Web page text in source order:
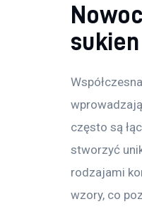
często są
stworzyć
rodzajami
wzory, co